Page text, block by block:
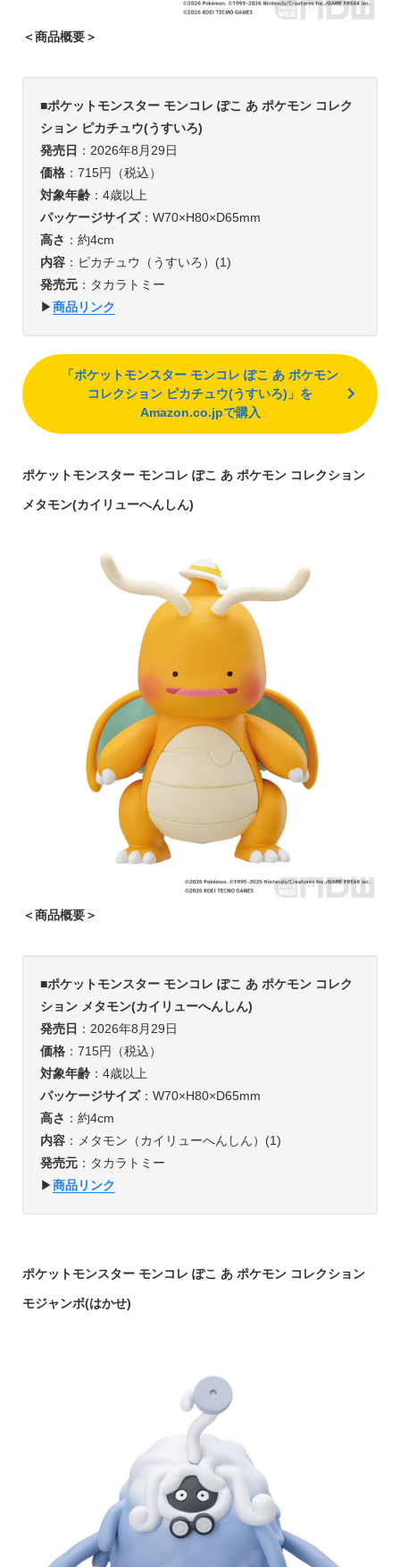
＜商品概要＞
■ポケットモンスター モンコレ ぽこ あ ポケモン コレク
ション ピカチュウ(うすいろ)
発売日 ：2026年8月29日
価格：715円（税込）
対象年齢：4歳以上
パッケージサイズ：W70×H80×D65mm
高さ ：約4cm
内容：ピカチュウ（うすいろ）(1)
発売元：タカラトミー
▶︎商品リンク
「ポケットモンスター モンコレ ぽこ あ ポケモン
コレクション ピカチュウ(うすいろ)」を
Amazon.co.jpで購入
ポケットモンスター モンコレ ぽこ あ ポケモン コレクション
メタモン(カイリューへんしん)
＜商品概要＞
■ポケットモンスター モンコレ ぽこ あ ポケモン コレク
ション メタモン(カイリューへんしん)
発売日 ：2026年8月29日
価格：715円（税込）
対象年齢：4歳以上
パッケージサイズ：W70×H80×D65mm
高さ ：約4cm
内容：メタモン（カイリューへんしん）(1)
発売元：タカラトミー
▶︎商品リンク
ポケットモンスター モンコレ ぽこ あ ポケモン コレクション
モジャンボ(はかせ)